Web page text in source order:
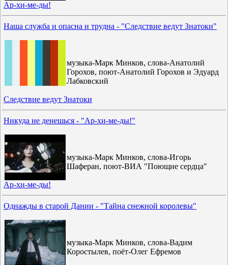
Ар-хи-ме-ды!
Наша служба и опасна и трудна - "Следствие ведут Знатоки"
музыка-Марк Минков, слова-Анатолий
Горохов, поют-Анатолий Горохов и Эдуард
Лабковский
Следствие ведут Знатоки
Никуда не денешься - "Ар-хи-ме-ды!"
музыка-Марк Минков, слова-Игорь
Шаферан, поют-ВИА "Поющие сердца"
Ар-хи-ме-ды!
Однажды в старой Дании - "Тайна снежной королевы"
музыка-Марк Минков, слова-Вадим
Коростылев, поёт-Олег Ефремов